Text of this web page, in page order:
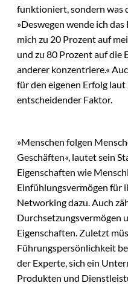
funktioniert, sondern was
»Deswegen wende ich
mich zu 20 Prozent auf
und zu 80 Prozent auf die
anderer konzentriere.«
für den eigenen Erfolg
entscheidender Faktor.
»Menschen folgen
Geschäften«, lautet sein
Eigenschaften wie
Einfühlungsvermögen für
Networking dazu. Auch
Durchsetzungsvermögen
Eigenschaften. Zuletzt
Führungspersönlichkeit
der Experte, sich ein
Produkten und